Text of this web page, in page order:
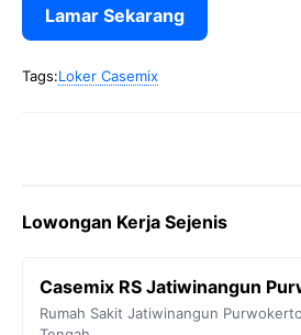
Lamar Sekarang
Tags:Loker Casemix
Lowongan Kerja Sejenis
Casemix RS Jatiwinangun
Rumah Sakit Jatiwinangun Purwokerto